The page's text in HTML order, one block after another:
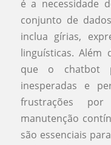
é a necessidade
conjunto de
inclua gírias,
linguísticas. Além
que o chatbot
inesperadas e
frustrações
manutenção
são essenciais